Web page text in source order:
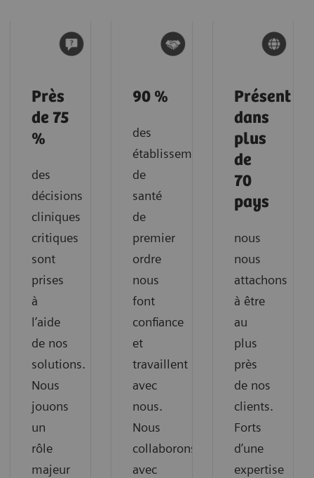
Près
de 75
%
des
décisions
cliniques
critiques
sont
prises
à
l’aide
de nos
solutions.
Nous
jouons
un
rôle
majeur
90 %
des
établissements
de
santé
de
premier
ordre
nous
font
confiance
et
travaillent
avec
nous.
Nous
collaborons
avec
Présent
dans
plus
de
70
pays
nous
nous
attachons
à être
au
plus
près
de nos
clients.
Forts
d’une
expertise